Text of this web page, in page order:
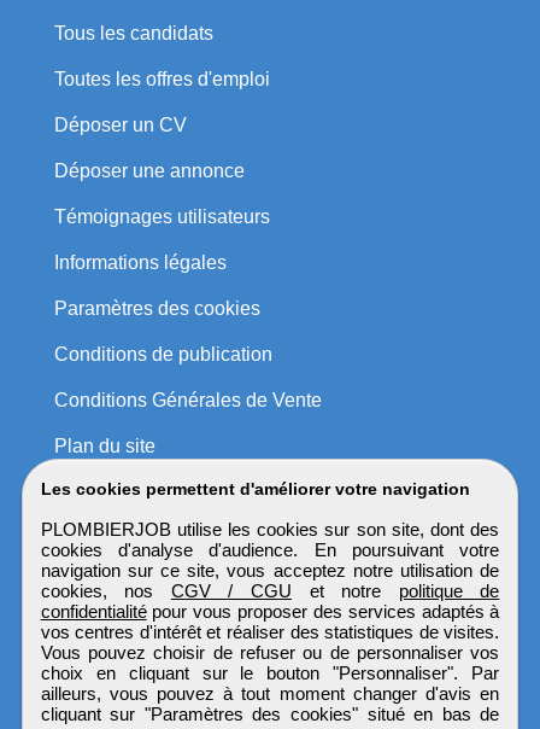
Les cookies permettent d'améliorer votre navigation
PLOMBIERJOB utilise les cookies sur son site, dont des
cookies d'analyse d'audience. En poursuivant votre
navigation sur ce site, vous acceptez notre utilisation de
cookies, nos CGV / CGU et notre politique de
confidentialitépour vous proposer des services adaptés à
vos centres d'intérêt et réaliser des statistiques de visites.
Vous pouvez choisir de refuser ou de personnaliser vos
choix en cliquant sur le bouton "Personnaliser". Par
ailleurs, vous pouvez à tout moment changer d'avis en
cliquant sur "Paramètres des cookies" situé en bas de
Tous les candidats
Toutes les offres d'emploi
Déposer un CV
Déposer une annonce
Témoignages utilisateurs
Informations légales
Paramètres des cookies
Conditions de publication
Conditions Générales de Vente
Plan du site